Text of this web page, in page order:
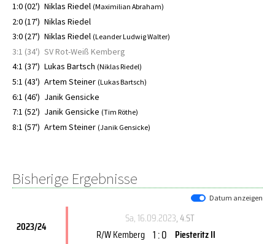
1:0 (02') Niklas Riedel (Maximilian Abraham)
2:0 (17') Niklas Riedel
3:0 (27') Niklas Riedel (Leander Ludwig Walter)
3:1 (34') SV Rot-Weiß Kemberg
4:1 (37') Lukas Bartsch (Niklas Riedel)
5:1 (43') Artem Steiner (Lukas Bartsch)
6:1 (46') Janik Gensicke
7:1 (52') Janik Gensicke (Tim Röthe)
8:1 (57') Artem Steiner (Janik Gensicke)
Bisherige Ergebnisse
Datum anzeigen
2023/24
Sa, 16.09.2023, 4.ST
R/W Kemberg 1 : 0 Piesteritz II